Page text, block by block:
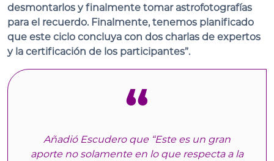
desmontarlos y finalmente tomar astrofotografías
para el recuerdo. Finalmente, tenemos planificado
que este ciclo concluya con dos charlas de expertos
y la certificación de los participantes”.
Añadió Escudero que “Este es un gran
aporte no solamente en lo que respecta a la